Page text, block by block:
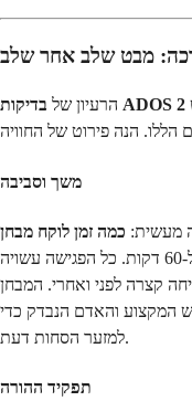
מבט שלב אחר שלב
הרעיון של בדיקות ADOS 2
משך וסביבה
מעשית:
הישיר של ההערכה אורך בדרך כלל בין 30 ל-60 דקות. כל הפגישה עשויה
קצרה לפני ואחרי. המבחן
המקצוע והאדם הנבדק כדי
למזער הסחות דעת.
תפקיד ההורה